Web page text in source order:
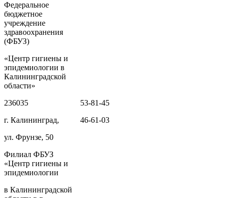
Федеральное
бюджетное
учреждение
здравоохранения
(ФБУЗ)
«Центр гигиены и
эпидемиологии в
Калининградской
области»
236035
г. Калининград,
ул. Фрунзе, 50
53-81-45
46-61-03
Филиал ФБУЗ
«Центр гигиены и
эпидемиологии
в Калининградской